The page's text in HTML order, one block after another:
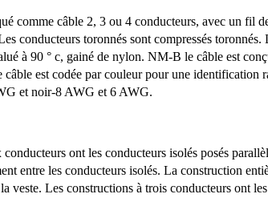
comme câble 2, 3 ou 4 conducteurs, avec un fil
conducteurs toronnés sont compressés
à 90 ° c, gainé de nylon. NM-B le câble est
est codée par couleur pour une identification
et noir-8 AWG et 6 AWG.
ont les conducteurs isolés posés
entre les conducteurs isolés. La construction
veste. Les constructions à trois conducteurs ont